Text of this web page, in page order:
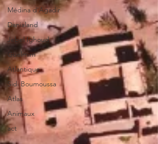
Médina d'Agadir
Danialand
Jebel Ighoud
Guelmim
Atlantique
Sidi Boumoussa
Atlas
Animaux
act